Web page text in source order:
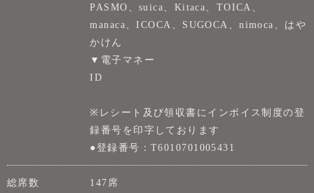
PASMO、suica、Kitaca、TOICA、
manaca、ICOCA、SUGOCA、nimoca、はや
かけん
▼電子マネー
ID
※レシート及び領収書にインボイス制度の登
録番号を印字しております
●登録番号：T6010701005431
総席数
147席